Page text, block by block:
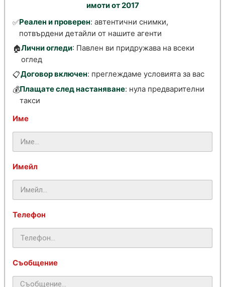
имоти от 2017
✅Реален и проверен: автентични снимки,
потвърдени детайли от нашите агенти
🏠Лични огледи: Павлен ви придружава на всеки
оглед
📋Договор включен: преглеждаме условията за вас
💰Плащате след настаняване: нула предварителни
такси
Име
Имейл
Телефон
Съобщение